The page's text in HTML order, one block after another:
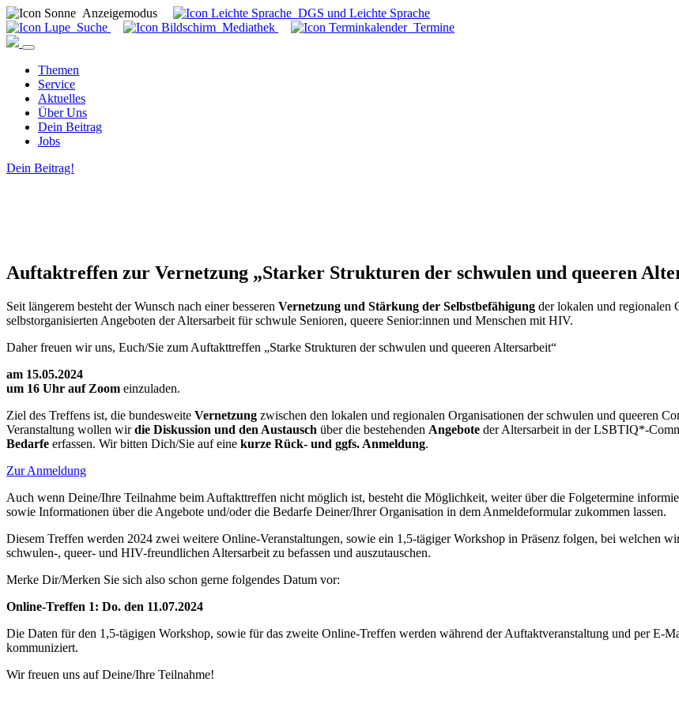
Anzeigemodus
DGS und Leichte Sprache
Suche
Mediathek Termine
Themen
Service
Aktuelles
Über Uns
Dein Beitrag
Jobs
Dein Beitrag!
Auftaktreffen zur Vernetzung „Starker Strukturen der schwulen und queeren
Seit längerem besteht der Wunsch nach einer besseren Vernetzung und Stärkung der Selbstbefähigung der lokalen und regionalen
selbstorganisierten Angeboten der Altersarbeit für schwule Senioren, queere Senior:innen und Menschen mit HIV.
Daher freuen wir uns, Euch/Sie zum Auftakttreffen „Starke Strukturen der schwulen und queeren Altersarbeit“
am 15.05.2024
um 16 Uhr auf Zoom einzuladen.
Ziel des Treffens ist, die bundesweite Vernetzung zwischen den lokalen und regionalen Organisationen der schwulen und queeren
Veranstaltung wollen wirdie Diskussion und den Austausch über die bestehenden Angebote der Altersarbeit in der LSBTIQ*-
Bedarfe erfassen. Wir bitten Dich/Sie auf eine kurze Rück- und ggfs. Anmeldung.
Zur Anmeldung
Auch wenn Deine/Ihre Teilnahme beim Auftakttreffen nicht möglich ist, besteht die Möglichkeit, weiter über die Folgetermine
sowie Informationen über die Angebote und/oder die Bedarfe Deiner/Ihrer Organisation in dem Anmeldeformular zukommen lassen.
Diesem Treffen werden 2024 zwei weitere Online-Veranstaltungen, sowie ein 1,5-tägiger Workshop in Präsenz folgen, bei welchen
schwulen-, queer- und HIV-freundlichen Altersarbeit zu befassen und auszutauschen.
Merke Dir/Merken Sie sich also schon gerne folgendes Datum vor:
Online-Treffen 1: Do. den 11.07.2024
Die Daten für den 1,5-tägigen Workshop, sowie für das zweite Online-Treffen werden während der Auftaktveranstaltung und per E-
kommuniziert.
Wir freuen uns auf Deine/Ihre Teilnahme!